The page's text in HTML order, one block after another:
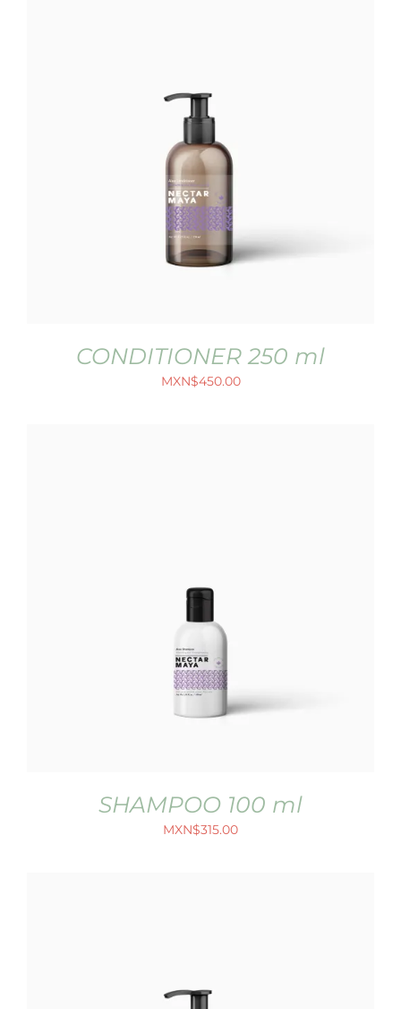
CONDITIONER 250 ml
MXN$450.00
SHAMPOO 100 ml
MXN$315.00